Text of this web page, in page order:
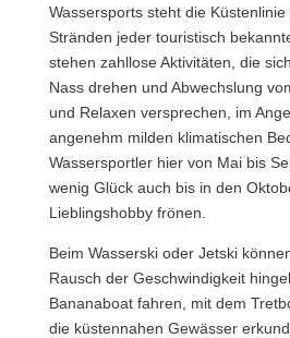
Wassersports steht die
Stränden jeder touristisch
stehen zahllose Aktivitäten, die
Nass drehen und Abwechslung
und Relaxen versprechen, im
angenehm milden klimatischen
Wassersportler hier von Mai bis
wenig Glück auch bis in den
Lieblingshobby frönen.
Beim Wasserski oder Jetski
Rausch der Geschwindigkeit
Bananaboat fahren, mit dem
die küstennahen Gewässer